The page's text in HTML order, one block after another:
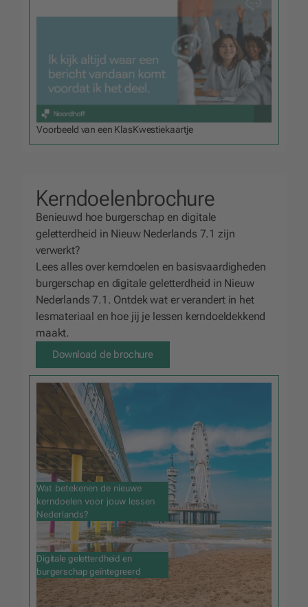
Voorbeeld van een KlasKwestiekaartje
Kerndoelenbrochure
Benieuwd hoe burgerschap en digitale
geletterdheid in Nieuw Nederlands 7.1 zijn
verwerkt?
Lees alles over kerndoelen en basisvaardigheden
burgerschap en digitale geletterdheid in Nieuw
Nederlands 7.1. Ontdek wat er verandert in het
lesmateriaal en hoe jij je lessen kerndoeldekkend
maakt.
Download de brochure
Wat betekenen de nieuwe
kerndoelen voor jouw lessen
Nederlands?
Digitale geletterdheid en
burgerschap geïntegreerd